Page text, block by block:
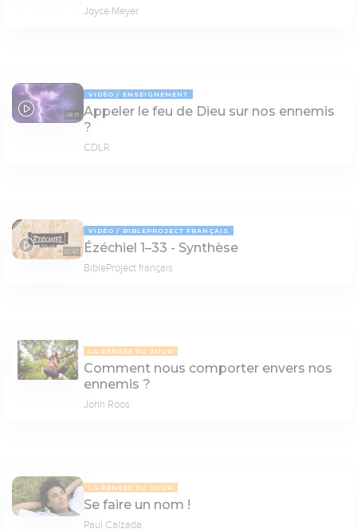
Joyce Meyer
08:01
VIDÉO ENSEIGNEMENT
Appeler le feu de Dieu sur nos ennemis
?
CDLR
07:27
VIDÉO BIBLEPROJECT FRANÇAIS
Ézéchiel 1–33 - Synthèse
BibleProject français
LA PENSÉE DU JOUR
Comment nous comporter envers nos
ennemis ?
John Roos
LA PENSÉE DU JOUR
Se faire un nom !
Paul Calzada